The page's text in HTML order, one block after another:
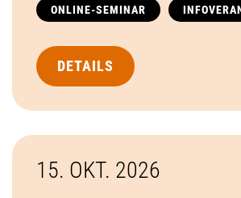
ONLINE-SEMINAR
DETAILS
15. OKT. 2026